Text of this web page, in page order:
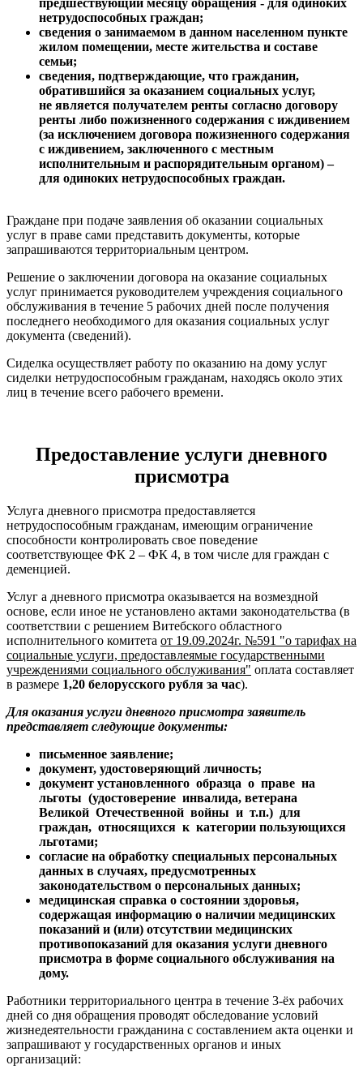
предшествующий месяцу обращения - для одиноких
нетрудоспособных граждан;
сведения о занимаемом в данном населенном пункте
жилом помещении, месте жительства и составе
семьи;
сведения, подтверждающие, что гражданин,
обратившийся за оказанием социальных услуг,
не является получателем ренты согласно договору
ренты либо пожизненного содержания с иждивением
(за исключением договора пожизненного содержания
с иждивением, заключенного с местным
исполнительным и распорядительным органом) –
для одиноких нетрудоспособных граждан.
Граждане при подаче заявления об оказании социальных
услуг в праве сами представить документы, которые
запрашиваются территориальным центром.
Решение о заключении договора на оказание социальных
услуг принимается руководителем учреждения социального
обслуживания в течение 5 рабочих дней после получения
последнего необходимого для оказания социальных услуг
документа (сведений).
Сиделка осуществляет работу по оказанию на дому услуг
сиделки нетрудоспособным гражданам, находясь около этих
лиц в течение всего рабочего времени.
Предоставление услуги дневного
присмотра
Услуга дневного присмотра предоставляется
нетрудоспособным гражданам, имеющим ограничение
способности контролировать свое поведение
соответствующее ФК 2 – ФК 4, в том числе для граждан с
деменцией.
Услуг а дневного присмотра оказывается на возмездной
основе, если иное не установлено актами законодательства (в
соответствии с решением Витебского областного
исполнительного комитета от 19.09.2024г. №591 "о тарифах на
социальные услуги, предоставлеямые государственными
учреждениями социального обслуживания" оплата составляет
в размере 1,20 белорусского рубля за час).
Для оказания услуги дневного присмотра заявитель
представляет следующие документы:
письменное заявление;
документ, удостоверяющий личность;
документ установленного образца о праве на
льготы (удостоверение инвалида, ветерана
Великой Отечественной войны и т.п.) для
граждан, относящихся к категории пользующихся
льготами;
согласие на обработку специальных персональных
данных в случаях, предусмотренных
законодательством о персональных данных;
медицинская справка о состоянии здоровья,
содержащая информацию о наличии медицинских
показаний и (или) отсутствии медицинских
противопоказаний для оказания услуги дневного
присмотра в форме социального обслуживания на
дому.
Работники территориального центра в течение 3-ёх рабочих
дней со дня обращения проводят обследование условий
жизнедеятельности гражданина с составлением акта оценки и
запрашивают у государственных органов и иных
организаций: